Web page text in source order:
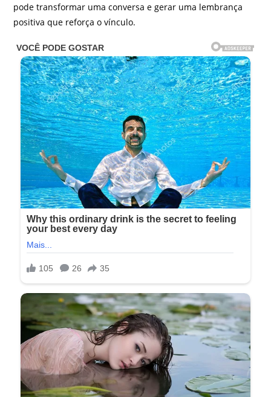
pode transformar uma conversa e gerar uma lembrança
positiva que reforça o vínculo.